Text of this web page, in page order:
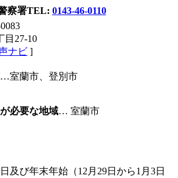
察署TEL: 0143-46-0110
目27-10
ナビ ]
…室蘭市、登別市
必要な地域… 室蘭市
及び年末年始（12月29日から1月3日